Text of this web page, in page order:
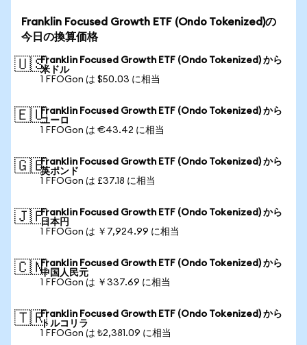
Franklin Focused Growth ETF (Ondo Tokenized)の
今日の換算価格
🇺🇸Franklin Focused Growth ETF (Ondo Tokenized) から
米ドル
1 FFOGon は $50.03 に相当
🇪🇺Franklin Focused Growth ETF (Ondo Tokenized) から
ユーロ
1 FFOGon は €43.42 に相当
🇬🇧Franklin Focused Growth ETF (Ondo Tokenized) から
英ポンド
1 FFOGon は £37.18 に相当
🇯🇵Franklin Focused Growth ETF (Ondo Tokenized) から
日本円
1 FFOGon は ￥7,924.99 に相当
🇨🇳Franklin Focused Growth ETF (Ondo Tokenized) から
中国人民元
1 FFOGon は ￥337.69 に相当
🇹🇷Franklin Focused Growth ETF (Ondo Tokenized) から
トルコリラ
1 FFOGon は ₺2,381.09 に相当